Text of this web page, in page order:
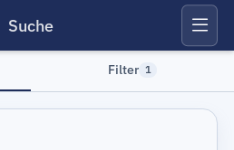
Suche
Filter 1